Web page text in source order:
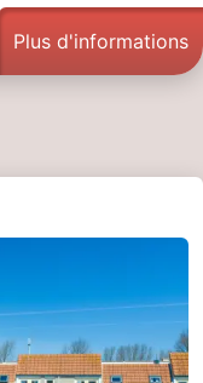
Plus d'informations